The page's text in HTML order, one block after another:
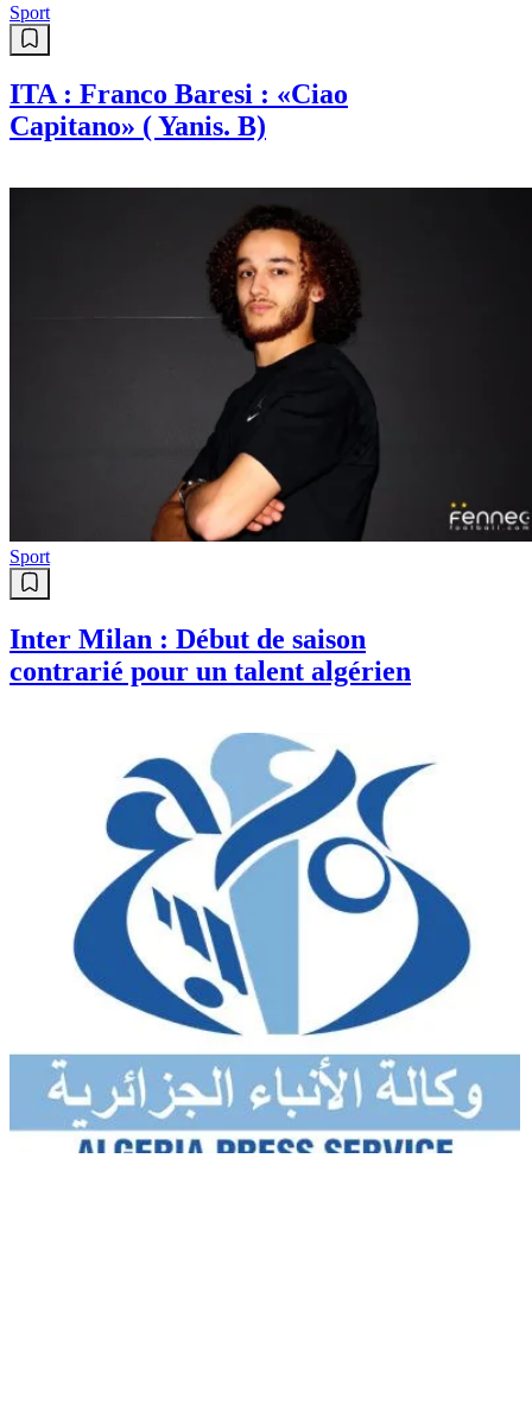
Sport
ITA : Franco Baresi : «Ciao
Capitano» ( Yanis. B)
Sport
Inter Milan : Début de saison
contrarié pour un talent algérien